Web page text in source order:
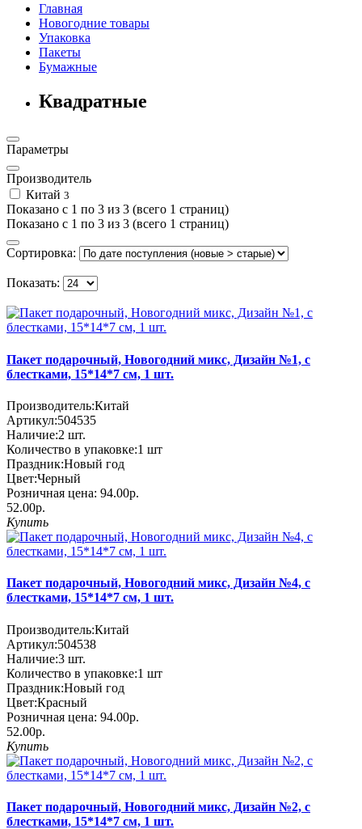
Главная
Новогодние товары
Упаковка
Пакеты
Бумажные
Квадратные
Параметры
Производитель
Китай 3
Показано с 1 по 3 из 3 (всего 1 страниц)
Показано с 1 по 3 из 3 (всего 1 страниц)
Сортировка:
Показать:
Пакет подарочный, Новогодний микс, Дизайн №1, с
блестками, 15*14*7 см, 1 шт.
Производитель:Китай
Артикул:504535
Наличие:2 шт.
Количество в упаковке:1 шт
Праздник:Новый год
Цвет:Черный
Розничная цена: 94.00р.
52.00р.
Купить
Пакет подарочный, Новогодний микс, Дизайн №4, с
блестками, 15*14*7 см, 1 шт.
Производитель:Китай
Артикул:504538
Наличие:3 шт.
Количество в упаковке:1 шт
Праздник:Новый год
Цвет:Красный
Розничная цена: 94.00р.
52.00р.
Купить
Пакет подарочный, Новогодний микс, Дизайн №2, с
блестками, 15*14*7 см, 1 шт.